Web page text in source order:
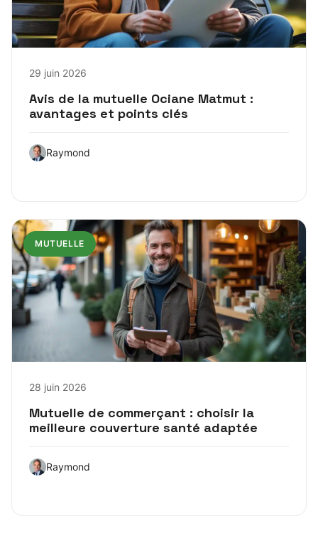
29 juin 2026
Avis de la mutuelle Ociane Matmut :
avantages et points clés
Raymond
MUTUELLE
28 juin 2026
Mutuelle de commerçant : choisir la
meilleure couverture santé adaptée
Raymond